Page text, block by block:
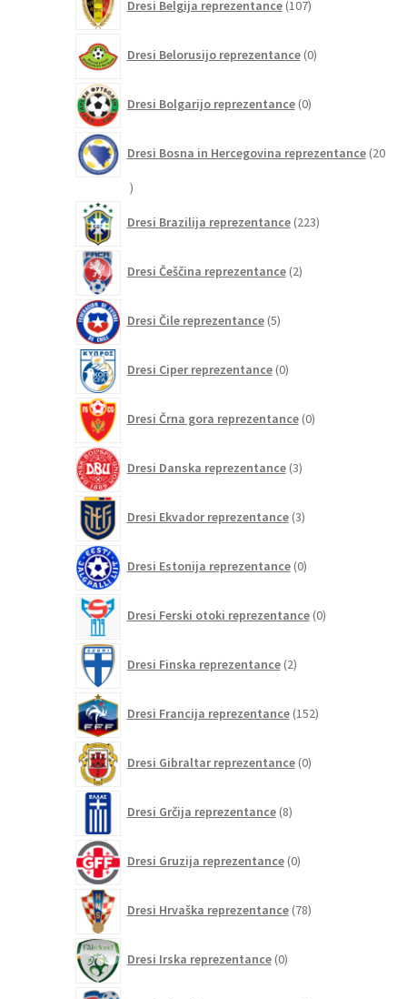
Dresi Belgija reprezentance 107izdelkov
Dresi Belorusijo reprezentance 0izdelkov
Dresi Bolgarijo reprezentance 0izdelkov
Dresi Bosna in Hercegovina reprezentance 20
20
Dresi Brazilija reprezentance 223izdelkov
Dresi Češčina reprezentance 2izdelka
Dresi Čile reprezentance 5izdelkov
Dresi Ciper reprezentance 0izdelkov
Dresi Črna gora reprezentance 0izdelkov
Dresi Danska reprezentance 3izdelki
Dresi Ekvador reprezentance 3izdelki
Dresi Estonija reprezentance 0izdelkov
Dresi Ferski otoki reprezentance 0izdelkov
Dresi Finska reprezentance 2izdelka
Dresi Francija reprezentance 152izdelkov
Dresi Gibraltar reprezentance 0izdelkov
Dresi Grčija reprezentance 8izdelkov
Dresi Gruzija reprezentance 0izdelkov
Dresi Hrvaška reprezentance 78izdelkov
Dresi Irska reprezentance 0izdelkov